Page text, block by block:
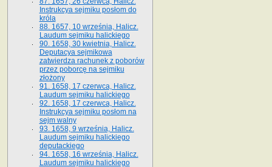
Instrukcya sejmiku posłom do
króla
88. 1657, 10 września, Halicz.
Laudum sejmiku halickiego
90. 1658, 30 kwietnia, Halicz.
Deputacya sejmikowa
zatwierdza rachunek z poborów
przez poborcę na sejmiku
złożony
91. 1658, 17 czerwca, Halicz.
Laudum sejmiku halickiego
92. 1658, 17 czerwca, Halicz.
Instrukcya sejmiku posłom na
sejm walny
93. 1658, 9 września, Halicz.
Laudum sejmiku halickiego
deputackiego
94. 1658, 16 września, Halicz.
Laudum sejmiku halickiego